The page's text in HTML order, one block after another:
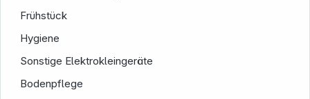
Frühstück
Hygiene
Sonstige Elektrokleingeräte
Bodenpflege